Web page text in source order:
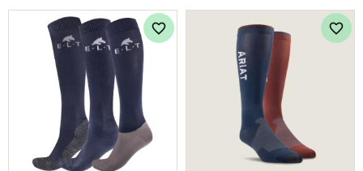
Lägg till i favoriter